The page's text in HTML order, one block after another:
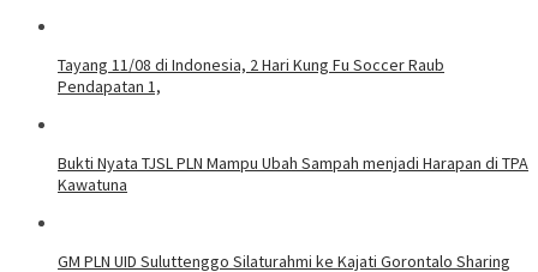
Tayang 11/08 di Indonesia, 2 Hari Kung Fu Soccer Raub
Pendapatan 1,
Bukti Nyata TJSL PLN Mampu Ubah Sampah menjadi Harapan di TPA
Kawatuna
GM PLN UID Suluttenggo Silaturahmi ke Kajati Gorontalo Sharing